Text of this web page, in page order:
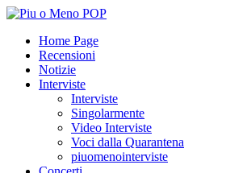
Home Page
Recensioni
Notizie
Interviste
Interviste
Singolarmente
Video Interviste
Voci dalla Quarantena
piuomenointerviste